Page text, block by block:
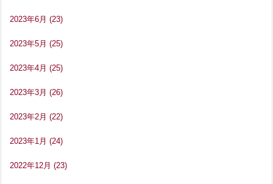
2023年6月 (23)
2023年5月 (25)
2023年4月 (25)
2023年3月 (26)
2023年2月 (22)
2023年1月 (24)
2022年12月 (23)